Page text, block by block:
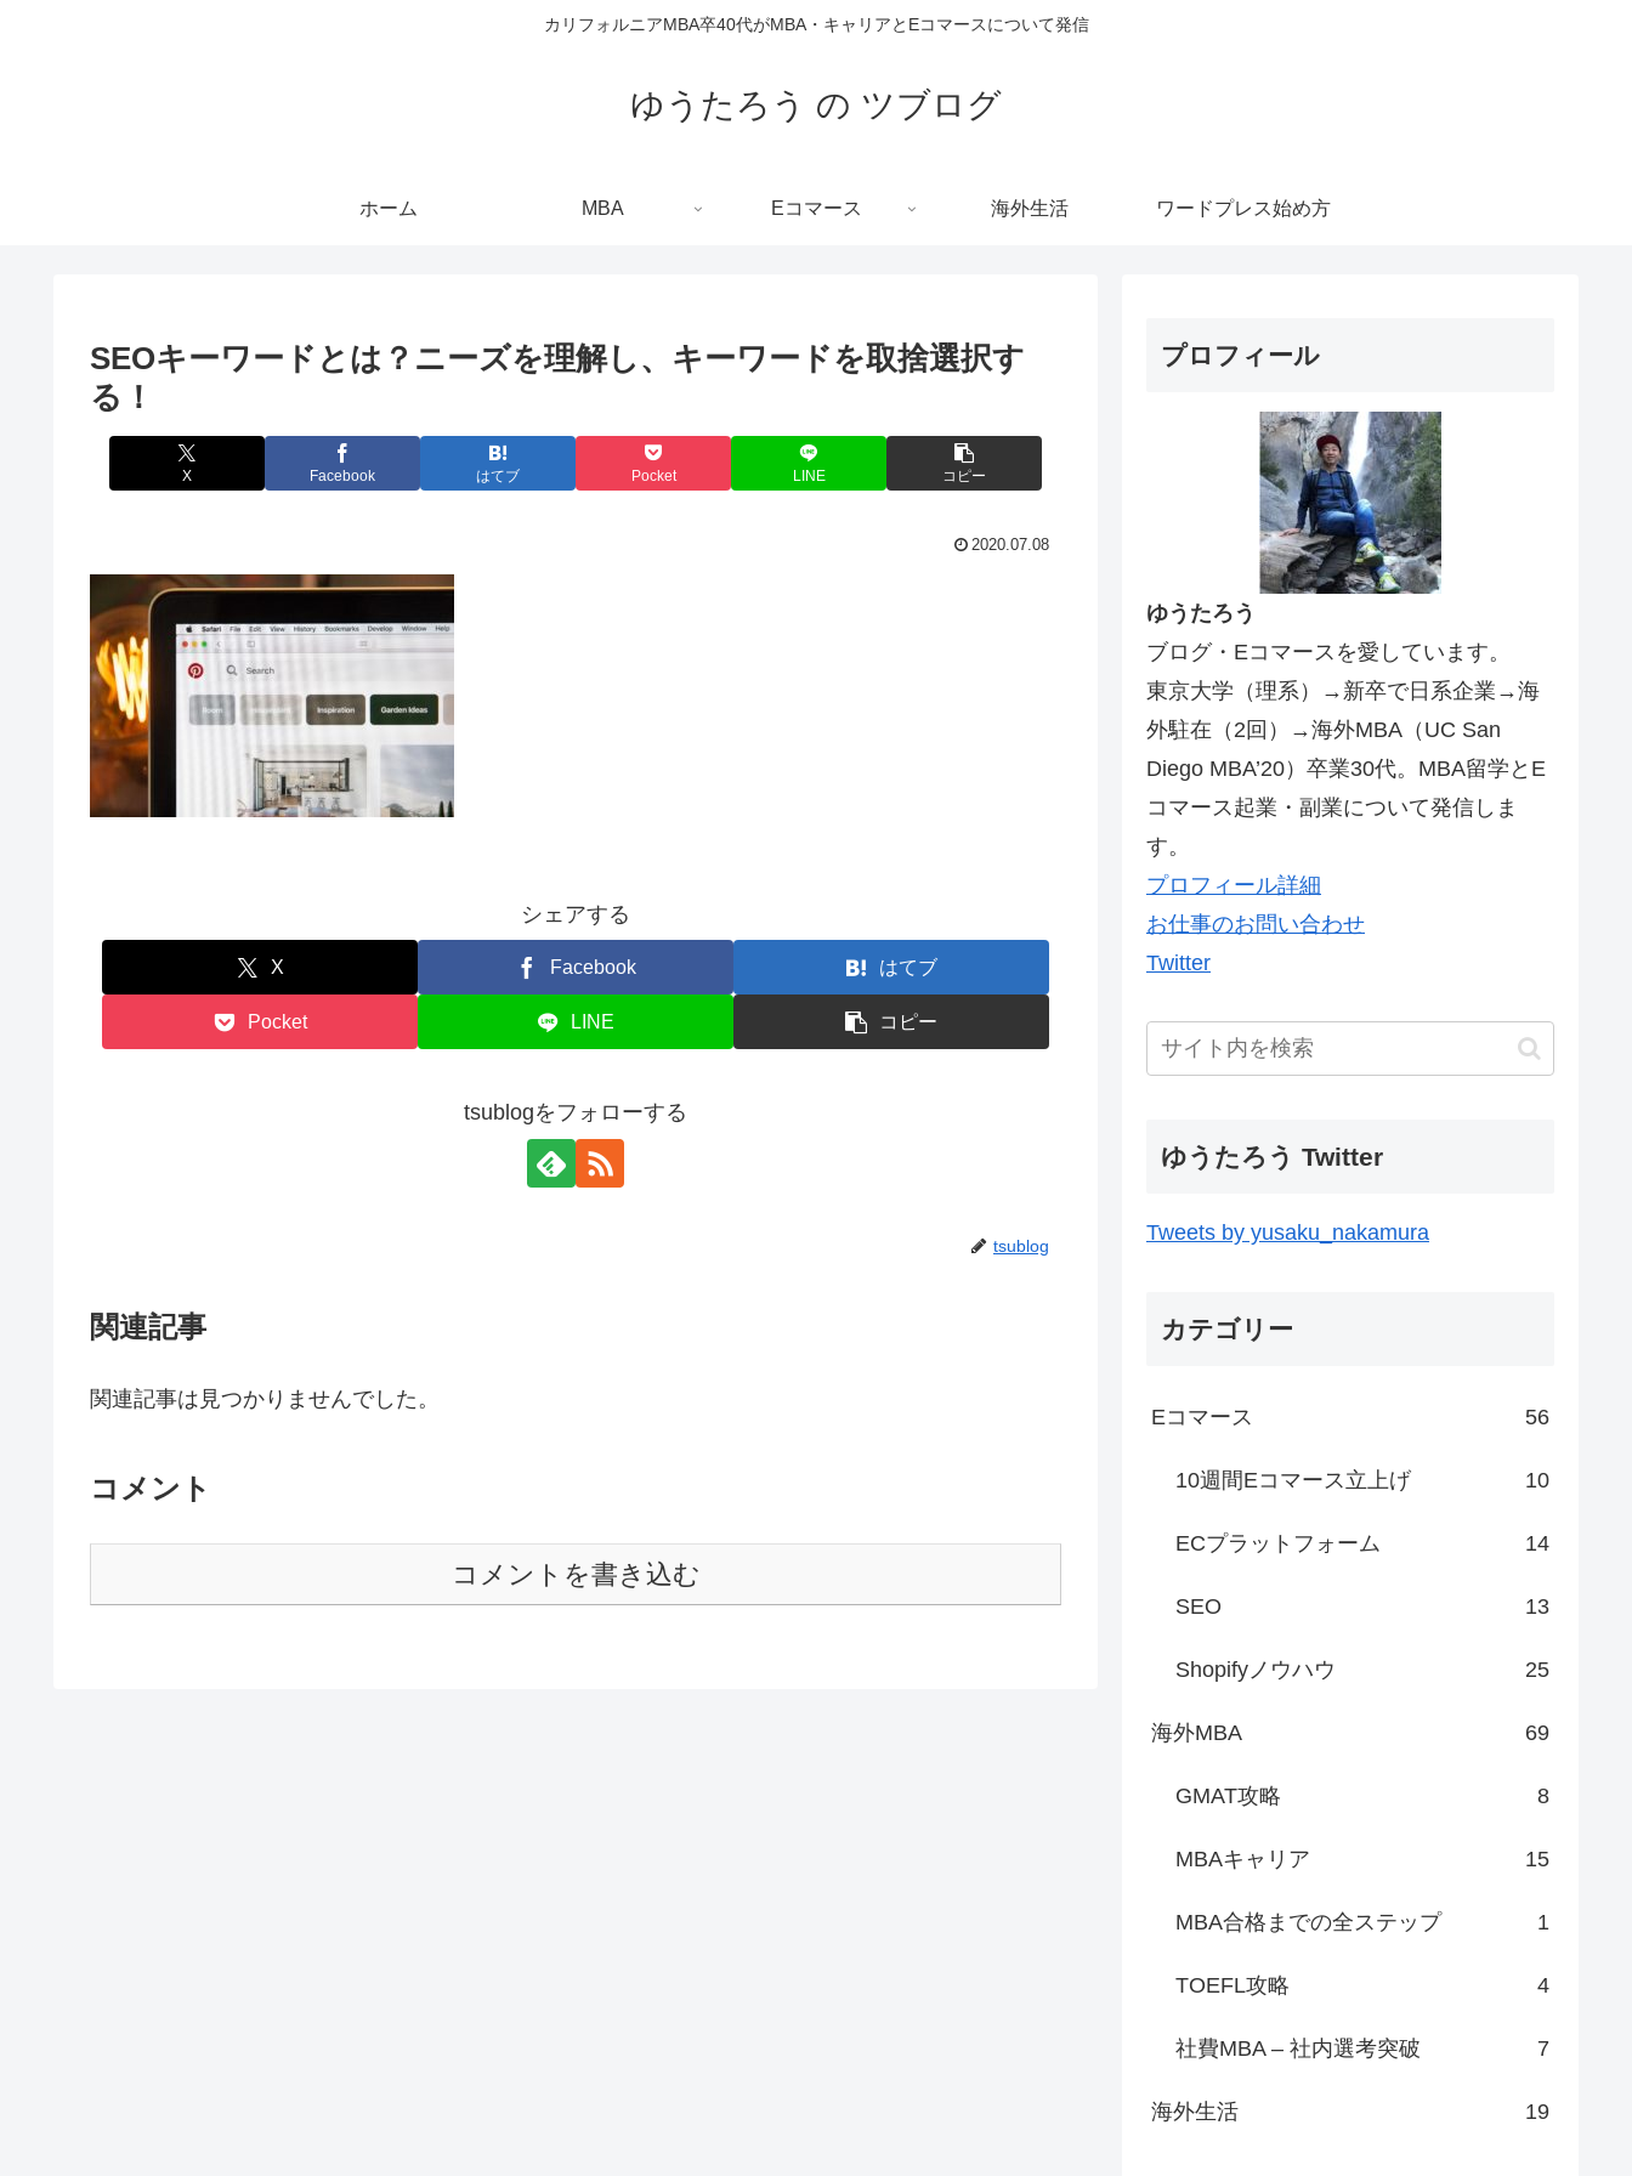
カリフォルニアMBA卒40代がMBA・キャリアとEコマースについて発信
ゆうたろう の ツブログ
ホーム MBA Eコマース 海外生活 ワードプレス始め方
SEOキーワードとは？ニーズを理解し、キーワードを取捨選択す
る！
X Facebook はてブ Pocket LINE コピー
2020.07.08
シェアする
X Facebook はてブ
Pocket LINE コピー
tsublogをフォローする
tsublog
関連記事
関連記事は見つかりませんでした。
コメント
コメントを書き込む
プロフィール
ゆうたろう
ブログ・Eコマースを愛しています。
東京大学（理系）→新卒で日系企業→海
外駐在（2回）→海外MBA（UC San
Diego MBA’20）卒業30代。MBA留学とE
コマース起業・副業について発信しま
す。
プロフィール詳細
お仕事のお問い合わせ
Twitter
ゆうたろう Twitter
Tweets by yusaku_nakamura
カテゴリー
Eコマース 56
10週間Eコマース立上げ 10
ECプラットフォーム 14
SEO 13
Shopifyノウハウ 25
海外MBA 69
GMAT攻略 8
MBAキャリア 15
MBA合格までの全ステップ 1
TOEFL攻略 4
社費MBA – 社内選考突破 7
海外生活 19